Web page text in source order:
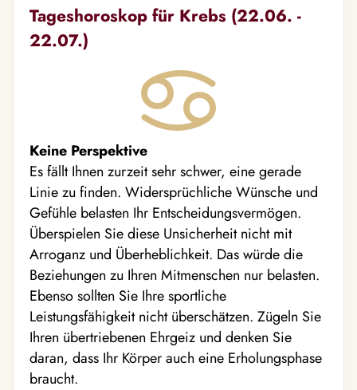
Tageshoroskop für Krebs (22.06. -
22.07.)
Keine Perspektive
Es fällt Ihnen zurzeit sehr schwer, eine gerade
Linie zu finden. Widersprüchliche Wünsche und
Gefühle belasten Ihr Entscheidungsvermögen.
Überspielen Sie diese Unsicherheit nicht mit
Arroganz und Überheblichkeit. Das würde die
Beziehungen zu Ihren Mitmenschen nur belasten.
Ebenso sollten Sie Ihre sportliche
Leistungsfähigkeit nicht überschätzen. Zügeln Sie
Ihren übertriebenen Ehrgeiz und denken Sie
daran, dass Ihr Körper auch eine Erholungsphase
braucht.